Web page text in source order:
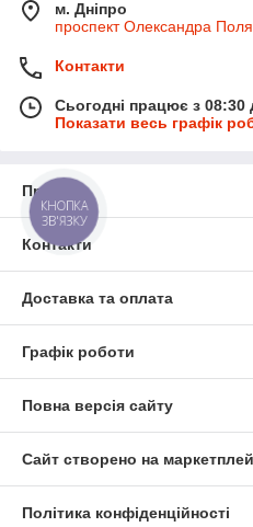
м. Дніпро
проспект Олександра
Контакти
Сьогодні працює з 08:30
Показати весь графік
Про нас
Контакти
Доставка та оплата
Графік роботи
Повна версія сайту
Сайт створено на
Політика конфіденційності
КНОПКА
ЗВ'ЯЗКУ